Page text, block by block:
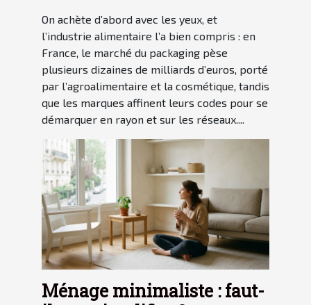
On achète d’abord avec les yeux, et
l’industrie alimentaire l’a bien compris : en
France, le marché du packaging pèse
plusieurs dizaines de milliards d’euros, porté
par l’agroalimentaire et la cosmétique, tandis
que les marques affinent leurs codes pour se
démarquer en rayon et sur les réseaux....
Ménage minimaliste : faut-